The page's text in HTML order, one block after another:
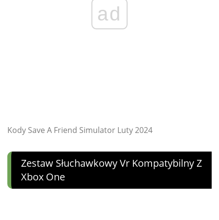
ad
Kody Save A Friend Simulator Luty 2024
Zestaw Słuchawkowy Vr Kompatybilny Z
Xbox One